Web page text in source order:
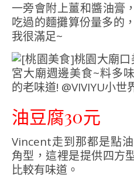
一旁會附上薑和醬油膏
吃過的麵攤算份量多的
我很滿足~
油豆腐30元
Vincent走到那都是點
角型，這裡是提供四方
比較有味道。